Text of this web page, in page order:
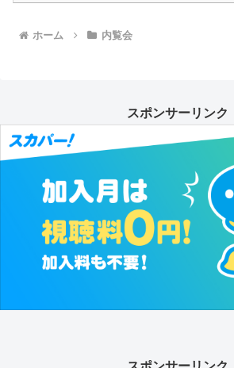
ホーム 内覧会
スポンサーリンク